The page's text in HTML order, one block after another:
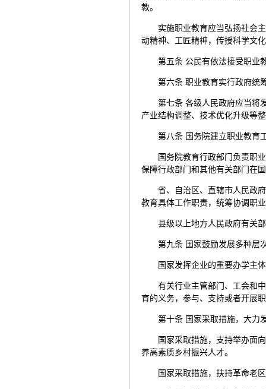
教。
实施职业教育应当弘扬社会
动精神、工匠精神，传授科学文
第五条 公民有依法接受职业
第六条 职业教育实行政府统
第七条 各级人民政府应当将
产业结构调整、技术优化升级等
第八条 国务院建立职业教育
国务院教育行政部门负责职
保障行政部门和其他有关部门在
省、自治区、直辖市人民政
教育具体工作职责，统筹协调职
县级以上地方人民政府有关
第九条 国家鼓励发展多种层
国家发挥企业的重要办学主
有关行业主管部门、工会和
育的义务，参与、支持或者开展
第十条 国家采取措施，大力
国家采取措施，支持举办面
养高素质乡村振兴人才。
国家采取措施，扶持革命老